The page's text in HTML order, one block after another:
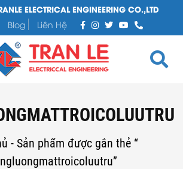
ELECTRICAL ENGINEERING CO.,LTD
Blog Liên Hệ
- Sản phẩm được gắn thẻ “